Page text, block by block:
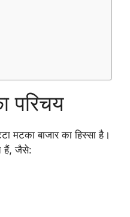
परिचय
मटका बाजार का हिस्सा है।
हैं, जैसे: